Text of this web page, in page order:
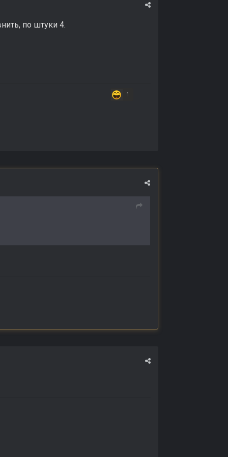
по штуки 4.
1